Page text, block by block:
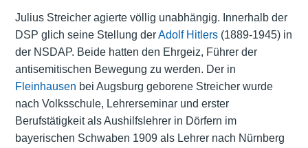
Julius Streicher agierte völlig unabhängig. Innerhalb der
DSP glich seine Stellung derAdolf Hitlers(1889-1945) in
der NSDAP. Beide hatten den Ehrgeiz, Führer der
antisemitischen Bewegung zu werden. Der in
Fleinhausen bei Augsburg geborene Streicher wurde
nach Volksschule, Lehrerseminar und erster
Berufstätigkeit als Aushilfslehrer in Dörfern im
bayerischen Schwaben 1909 als Lehrer nach Nürnberg